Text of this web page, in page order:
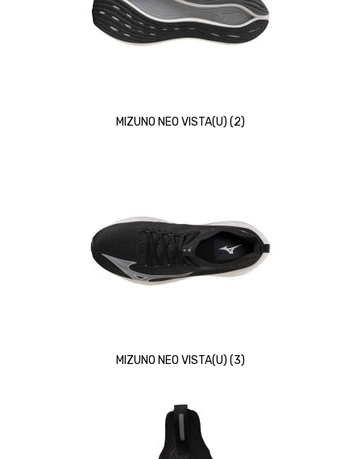
MIZUNO NEO VISTA(U) (2)
MIZUNO NEO VISTA(U) (3)